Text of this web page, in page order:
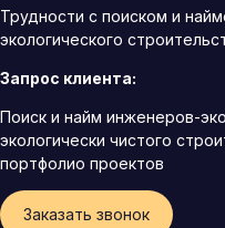
Трудности с поиском и
экологического
Запрос клиента:
Поиск и найм инженеров-
экологически чистого
портфолио проектов
Заказать звонок